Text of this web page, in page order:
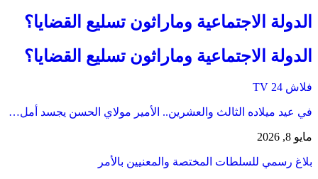
الدولة الاجتماعية وماراثون تسليع القضايا؟
الدولة الاجتماعية وماراثون تسليع القضايا؟
فلاش 24 TV
في عيد ميلاده الثالث والعشرين.. الأمير مولاي الحسن يجسد أمل…
مايو 8, 2026
بلاغ رسمي للسلطات المختصة والمعنيين بالأمر